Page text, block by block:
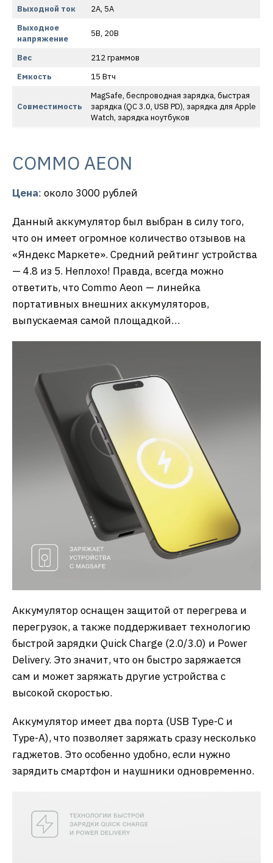
Выходной ток
2А, 5А
Выходное
напряжение
5В, 20В
Вес
212 граммов
Емкость
15 Втч
Совместимость
MagSafe, беспроводная зарядка, быстрая
зарядка (QC 3.0, USB PD), зарядка для Apple
Watch, зарядка ноутбуков
COMMO AEON
Цена: около 3000 рублей
Данный аккумулятор был выбран в силу того,
что он имеет огромное количество отзывов на
«Яндекс Маркете». Средний рейтинг устройства
— 4.8 из 5. Неплохо! Правда, всегда можно
ответить, что Commo Aeon — линейка
портативных внешних аккумуляторов,
выпускаемая самой площадкой…
Аккумулятор оснащен защитой от перегрева и
перегрузок, а также поддерживает технологию
быстрой зарядки Quick Charge (2.0/3.0) и Power
Delivery. Это значит, что он быстро заряжается
сам и может заряжать другие устройства с
высокой скоростью.
Аккумулятор имеет два порта (USB Type-C и
Type-A), что позволяет заряжать сразу несколько
гаджетов. Это особенно удобно, если нужно
зарядить смартфон и наушники одновременно.